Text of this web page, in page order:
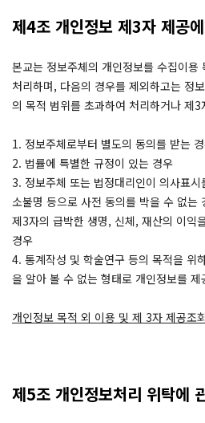
제4조 개인정보 제3자 제공
본교는 정보주체의 개인정보를 수집이용
처리하며, 다음의 경우를 제외하고는 정
의 목적 범위를 초과하여 처리하거나 제
1. 정보주체로부터 별도의 동의를 받는
2. 법률에 특별한 규정이 있는 경우
3. 정보주체 또는 법정대리인이 의사표
소불명 등으로 사전 동의를 박을 수 없는
제3자의 급박한 생명, 신체, 재산의 이익
경우
4. 통계작성 및 학술연구 등의 목적을 위
을 알아 볼 수 없는 형태로 개인정보를 제
개인정보 목적 외 이용 및 제 3자 제공조
제5조 개인정보처리 위탁에